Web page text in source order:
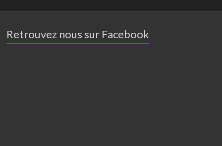
Retrouvez nous sur Facebook